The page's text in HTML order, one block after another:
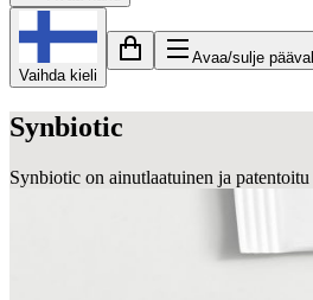
Vaihda kieli
Avaa/sulje
Synbiotic
Synbiotic on ainutlaatuinen ja